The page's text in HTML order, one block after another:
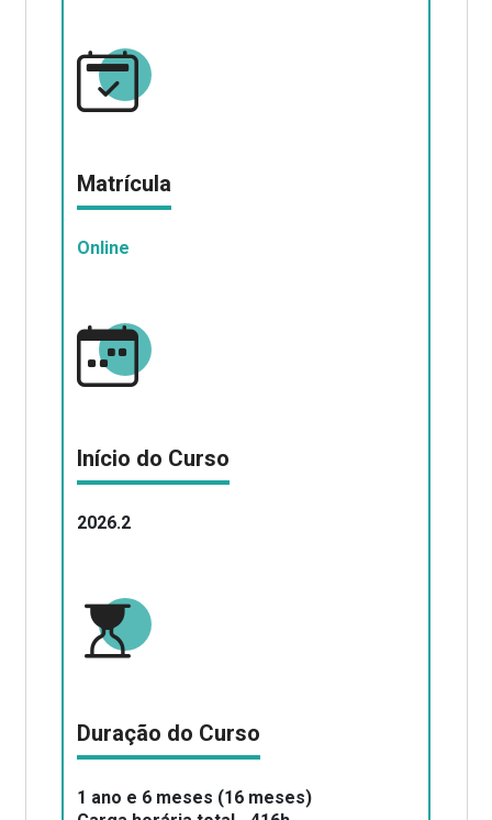
Matrícula
Online
Início do Curso
2026.2
Duração do Curso
1 ano e 6 meses (16 meses)